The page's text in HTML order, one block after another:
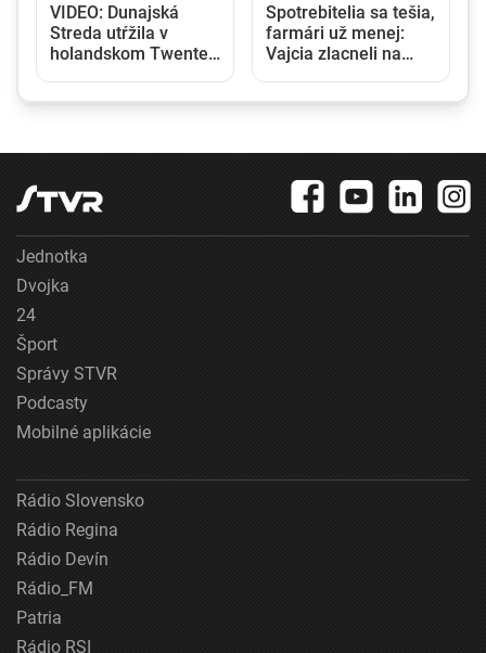
VIDEO: Dunajská
Streda utŕžila v
holandskom Twente
Spotrebitelia sa tešia,
farmári už menej:
Vajcia zlacneli na
Jednotka
Dvojka
24
Šport
Správy STVR
Podcasty
Mobilné aplikácie
Rádio Slovensko
Rádio Regina
Rádio Devín
Rádio_FM
Patria
Rádio RSI